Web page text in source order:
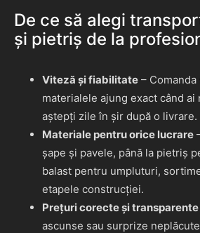
De ce să alegi
și pietriș de la
Viteză și fiabilitate –
materialele ajung exact când ai
aștepți zile în șir după o livrare.
Materiale pentru orice lucrare
șape și pavele, până la pietriș
balast pentru umpluturi,
etapele construcției.
Prețuri corecte și transparente
ascunse sau surprize